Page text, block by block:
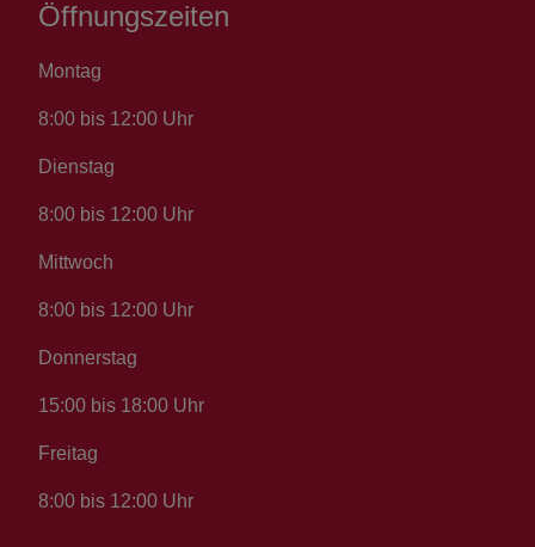
Öffnungszeiten
Montag
8:00 bis 12:00 Uhr
Dienstag
8:00 bis 12:00 Uhr
Mittwoch
8:00 bis 12:00 Uhr
Donnerstag
15:00 bis 18:00 Uhr
Freitag
8:00 bis 12:00 Uhr